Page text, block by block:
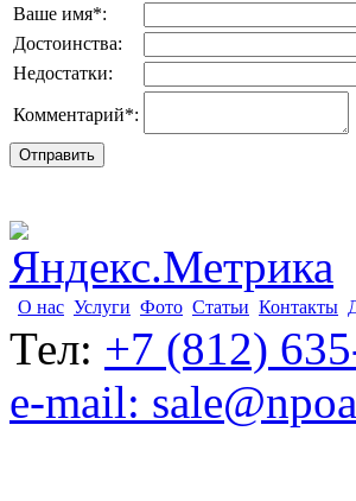
Ваше имя*:
Достоинства:
Недостатки:
Комментарий*:
О нас Услуги Фото Статьи Контакты
Тел: +7 (812)
e-mail: